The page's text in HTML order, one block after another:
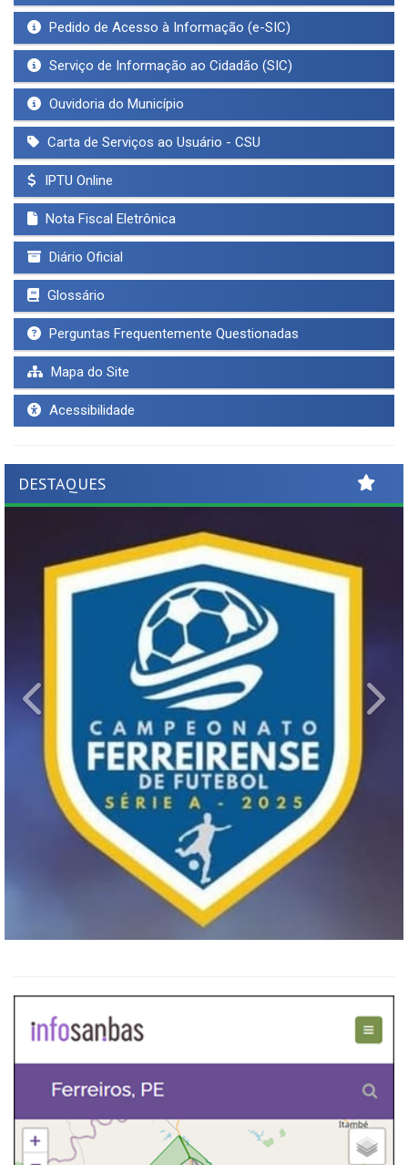
Pedido de Acesso à Informação (e-SIC)
Serviço de Informação ao Cidadão (SIC)
Ouvidoria do Município
Carta de Serviços ao Usuário - CSU
IPTU Online
Nota Fiscal Eletrônica
Diário Oficial
Glossário
Perguntas Frequentemente Questionadas
Mapa do Site
Acessibilidade
DESTAQUES